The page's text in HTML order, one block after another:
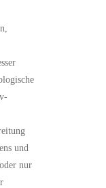
und
nur